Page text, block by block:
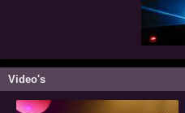
Video's